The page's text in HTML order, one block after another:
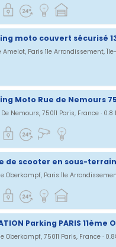
Moto Rue de Nemours
Nemours, 75011 Paris, France · 0.8
Oberkampf, 75011 Paris, France ·